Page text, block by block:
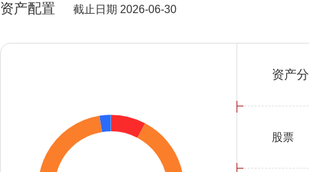
资产配置 截止日期 2026-06-30
资产
股票